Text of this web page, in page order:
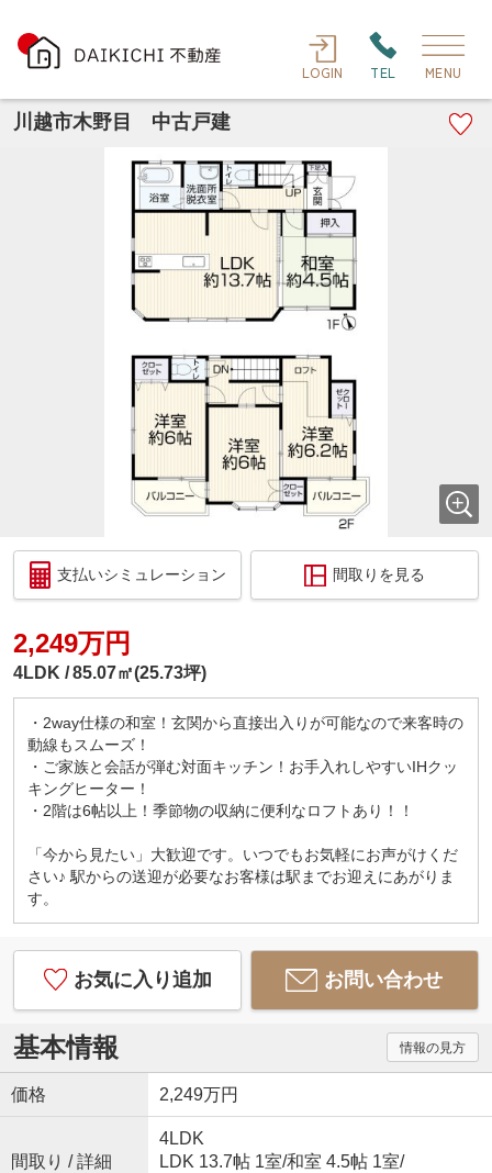
LOGIN TEL MENU
川越市木野目 中古戸建
支払いシミュレーション 間取りを見る
2,249万円
4LDK 85.07㎡(25.73坪)
・2way仕様の和室！玄関から直接出入りが可能なので来客時の
動線もスムーズ！
・ご家族と会話が弾む対面キッチン！お手入れしやすいIHクッ
キングヒーター！
・2階は6帖以上！季節物の収納に便利なロフトあり！！
「今から見たい」大歓迎です。いつでもお気軽にお声がけくだ
さい♪ 駅からの送迎が必要なお客様は駅までお迎えにあがりま
す。
お気に入り追加 お問い合わせ
基本情報 情報の見方
価格 2,249万円
間取り / 詳細
4LDK
LDK 13.7帖 1室/和室 4.5帖 1室/